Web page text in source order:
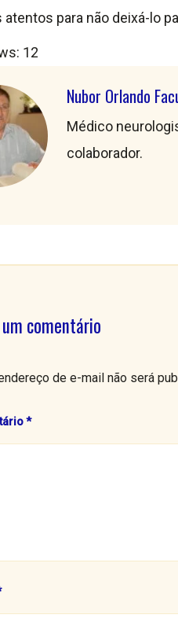
atentos para não deixá-lo
12
Nubor Orlando
Médico
colaborador.
comentário
de e-mail não será
*